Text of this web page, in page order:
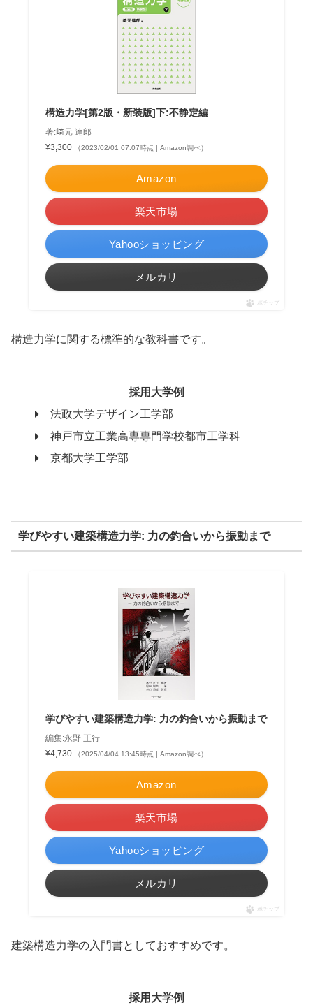
構造力学[第2版・新装版]下:不静定編
著:﨑元 達郎
¥3,300
（2023/02/01 07:07時点 | Amazon調べ）
Amazon
楽天市場
Yahooショッピング
メルカリ
ポチップ
構造力学に関する標準的な教科書です。
採用大学例
法政大学デザイン工学部
神戸市立工業高専専門学校都市工学科
京都大学工学部
学びやすい建築構造力学: 力の釣合いから振動まで
学びやすい建築構造力学: 力の釣合いから振動まで
編集:永野 正行
¥4,730
（2025/04/04 13:45時点 | Amazon調べ）
Amazon
楽天市場
Yahooショッピング
メルカリ
ポチップ
建築構造力学の入門書としておすすめです。
採用大学例